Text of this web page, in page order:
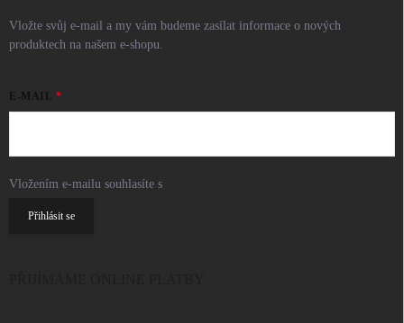
Vložte svůj e-mail a my vám budeme zasílat informace o nových
produktech na našem e-shopu.
E-MAIL
Vložením e-mailu souhlasíte s
Přihlásit se